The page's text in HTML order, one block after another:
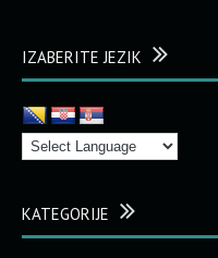
IZABERITE JEZIK
KATEGORIJE